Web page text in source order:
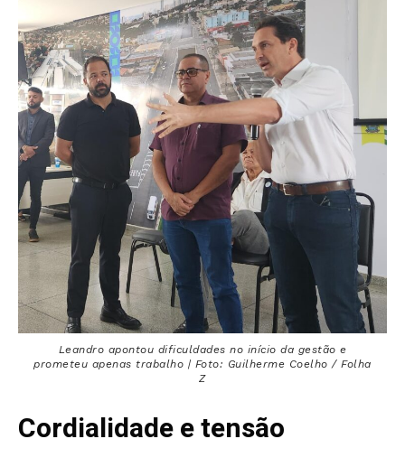
Leandro apontou dificuldades no início da gestão e
prometeu apenas trabalho | Foto: Guilherme Coelho / Folha
Z
Cordialidade e tensão